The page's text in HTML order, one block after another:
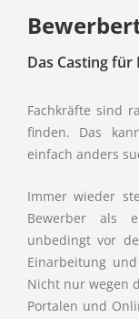
Das Casting für
Fachkräfte sind
finden. Das
einfach anders
Immer wieder
Bewerber als
unbedingt vor
Einarbeitung
Nicht nur wegen
Portalen und